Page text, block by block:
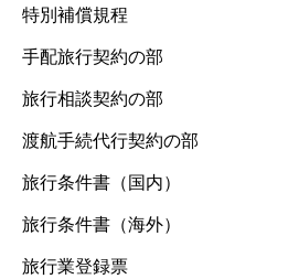
特別補償規程
手配旅行契約の部
旅行相談契約の部
渡航手続代行契約の部
旅行条件書（国内）
旅行条件書（海外）
旅行業登録票